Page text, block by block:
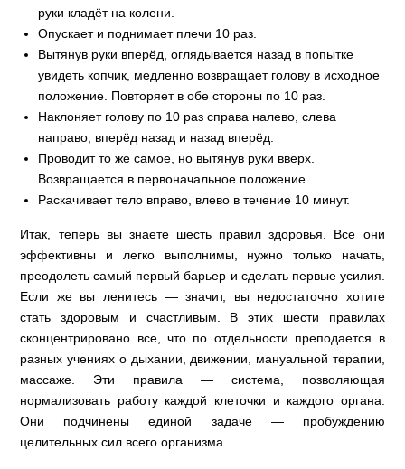
руки кладёт на колени.
Опускает и поднимает плечи 10 раз.
Вытянув руки вперёд, оглядывается назад в попытке
увидеть копчик, медленно возвращает голову в исходное
положение. Повторяет в обе стороны по 10 раз.
Наклоняет голову по 10 раз справа налево, слева
направо, вперёд назад и назад вперёд.
Проводит то же самое, но вытянув руки вверх.
Возвращается в первоначальное положение.
Раскачивает тело вправо, влево в течение 10 минут.
Итак, теперь вы знаете шесть правил здоровья. Все они
эффективны и легко выполнимы, нужно только начать,
преодолеть самый первый барьер и сделать первые усилия.
Если же вы ленитесь — значит, вы недостаточно хотите
стать здоровым и счастливым. В этих шести правилах
сконцентрировано все, что по отдельности преподается в
разных учениях о дыхании, движении, мануальной терапии,
массаже. Эти правила — система, позволяющая
нормализовать работу каждой клеточки и каждого органа.
Они подчинены единой задаче — пробуждению
целительных сил всего организма.